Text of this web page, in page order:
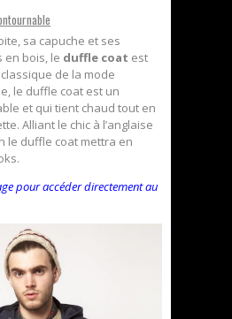
sa capuche et ses
en bois, le duffle coat est
de la mode
le duffle coat est un
et qui tient chaud tout en
Alliant le chic à l’anglaise
le duffle coat mettra en
pour accéder directement au